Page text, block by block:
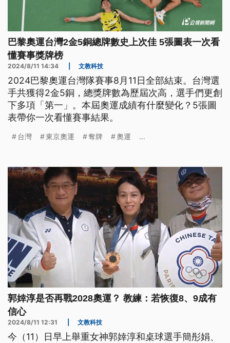
巴黎奧運台灣2金5銅總牌數史上次佳 5張圖表一次看
懂賽事獎牌榜
2024/8/11 14:34 文教科技
2024巴黎奧運台灣隊賽事8月11日全部結束。台灣選
手共獲得2金5銅，總獎牌數為歷屆次高，選手們更創
下多項「第一」。本屆奧運成績有什麼變化？5張圖
表帶你一次看懂賽事結果。
台灣 東京奧運 奪牌 奧運 ...
郭婞淳是否再戰2028奧運？ 教練：若恢復8、9成有
信心
2024/8/11 12:31 文教科技
今（11）日早上舉重女神郭婞淳和桌球選手簡彤娟、